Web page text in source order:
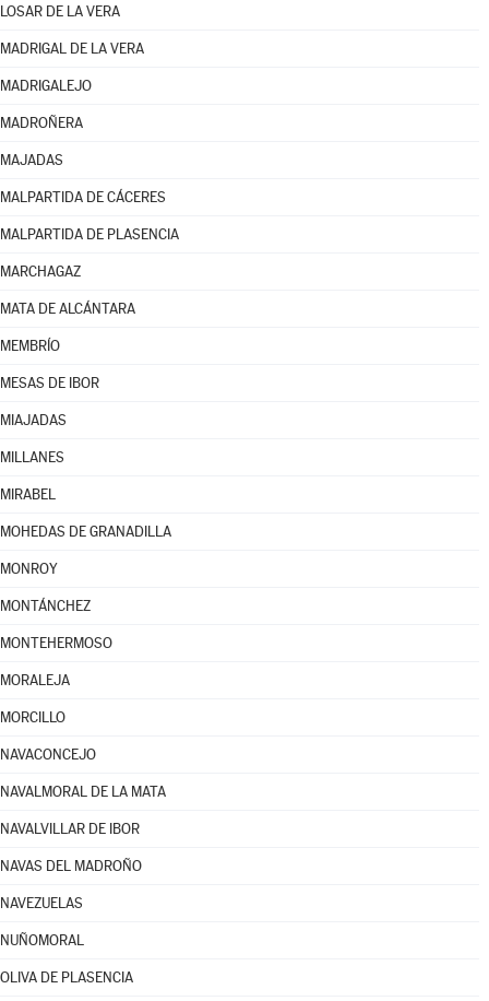
LOSAR DE LA VERA
MADRIGAL DE LA VERA
MADRIGALEJO
MADROÑERA
MAJADAS
MALPARTIDA DE CÁCERES
MALPARTIDA DE PLASENCIA
MARCHAGAZ
MATA DE ALCÁNTARA
MEMBRÍO
MESAS DE IBOR
MIAJADAS
MILLANES
MIRABEL
MOHEDAS DE GRANADILLA
MONROY
MONTÁNCHEZ
MONTEHERMOSO
MORALEJA
MORCILLO
NAVACONCEJO
NAVALMORAL DE LA MATA
NAVALVILLAR DE IBOR
NAVAS DEL MADROÑO
NAVEZUELAS
NUÑOMORAL
OLIVA DE PLASENCIA